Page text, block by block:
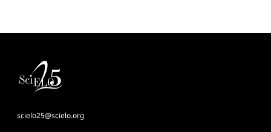
scielo25@scielo.org